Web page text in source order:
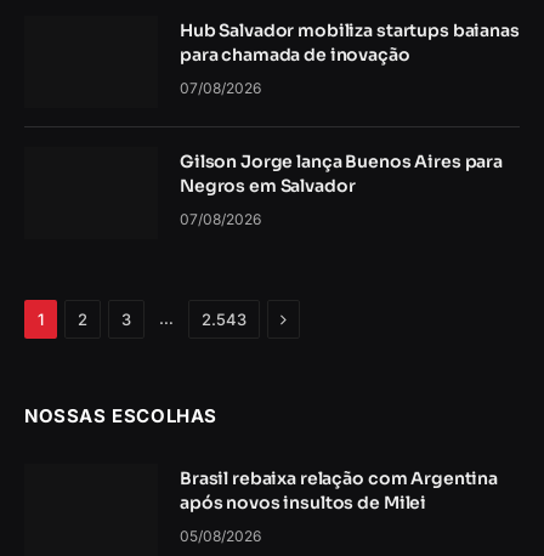
Hub Salvador mobiliza startups baianas
para chamada de inovação
07/08/2026
Gilson Jorge lança Buenos Aires para
Negros em Salvador
07/08/2026
1 2 3 … 2.543 Próximo
NOSSAS ESCOLHAS
Brasil rebaixa relação com Argentina
após novos insultos de Milei
05/08/2026